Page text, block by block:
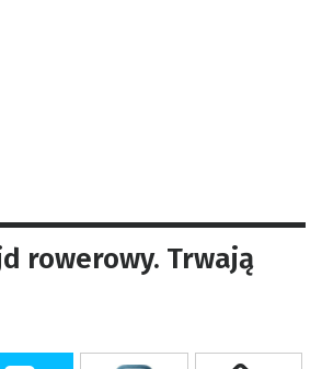
rowerowy. Trwają